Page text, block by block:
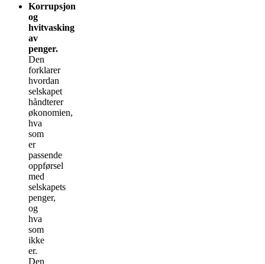
Korrupsjon
og
hvitvasking
av
penger.
Den
forklarer
hvordan
selskapet
håndterer
økonomien,
hva
som
er
passende
oppførsel
med
selskapets
penger,
og
hva
som
ikke
er.
Den